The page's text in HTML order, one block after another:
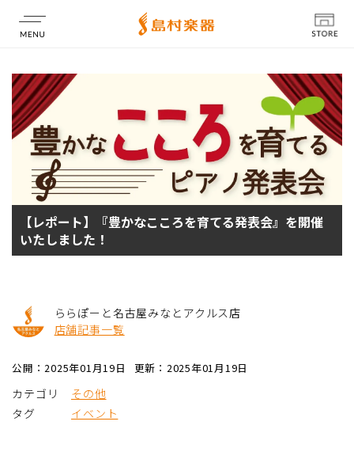
店舗情報
【レポート】『豊かなこころを育てる発表会』を開催
いたしました！
ららぽーと名古屋みなとアクルス店
店舗記事一覧
公開：2025年01月19日 更新：2025年01月19日
カテゴリ
その他
タグ
イベント